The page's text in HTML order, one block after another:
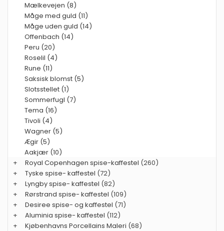
Mælkevejen (8)
Måge med guld (11)
Måge uden guld (14)
Offenbach (14)
Peru (20)
Roselil (4)
Rune (11)
Saksisk blomst (5)
Slotsstellet (1)
Sommerfugl (7)
Tema (16)
Tivoli (4)
Wagner (5)
Ægir (5)
Aakjær (10)
+
Royal Copenhagen spise-kaffestel (260)
+
Tyske spise- kaffestel (72)
+
Lyngby spise- kaffestel (82)
+
Rørstrand spise- kaffestel (109)
+
Desiree spise- og kaffestel (71)
+
Aluminia spise- kaffestel (112)
+
Kjøbenhavns Porcellains Maleri (68)